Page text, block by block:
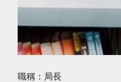
職稱：局長